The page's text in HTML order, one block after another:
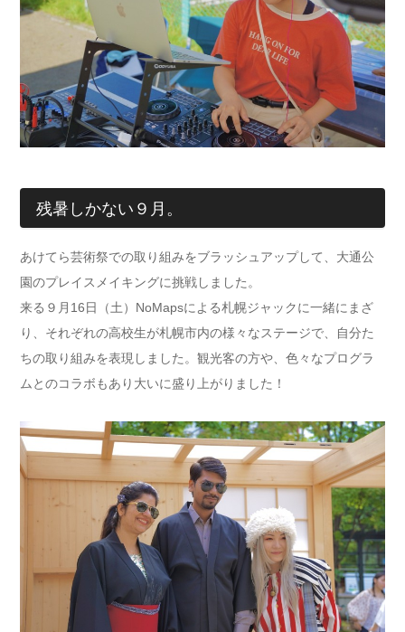
残暑しかない９月。
あけてら芸術祭での取り組みをブラッシュアップして、大通公
園のプレイスメイキングに挑戦しました。
来る９月16日（土）NoMapsによる札幌ジャックに一緒にまざ
り、それぞれの高校生が札幌市内の様々なステージで、自分た
ちの取り組みを表現しました。観光客の方や、色々なプログラ
ムとのコラボもあり大いに盛り上がりました！